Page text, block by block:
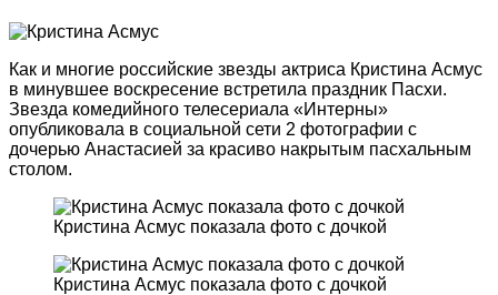
Как и многие российские звезды актриса Кристина Асмус
в минувшее воскресение встретила праздник Пасхи.
Звезда комедийного телесериала «Интерны»
опубликовала в социальной сети 2 фотографии с
дочерью Анастасией за красиво накрытым пасхальным
столом.
Кристина Асмус показала фото с дочкой
Кристина Асмус показала фото с дочкой